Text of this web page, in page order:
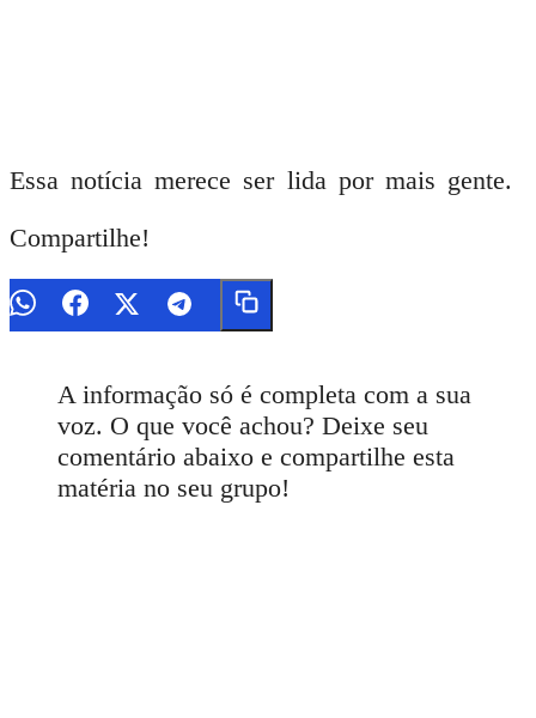
Essa notícia merece ser lida por mais gente.
Compartilhe!
A informação só é completa com a sua
voz. O que você achou? Deixe seu
comentário abaixo e compartilhe esta
matéria no seu grupo!